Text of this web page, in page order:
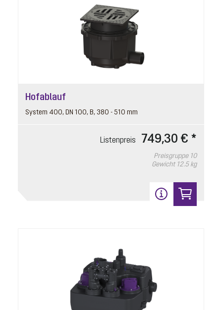
Hofablauf
System 400, DN 100, B, 380 - 510 mm
Listenpreis 749,30 € *
Preisgruppe 10
Gewicht 12.5 kg